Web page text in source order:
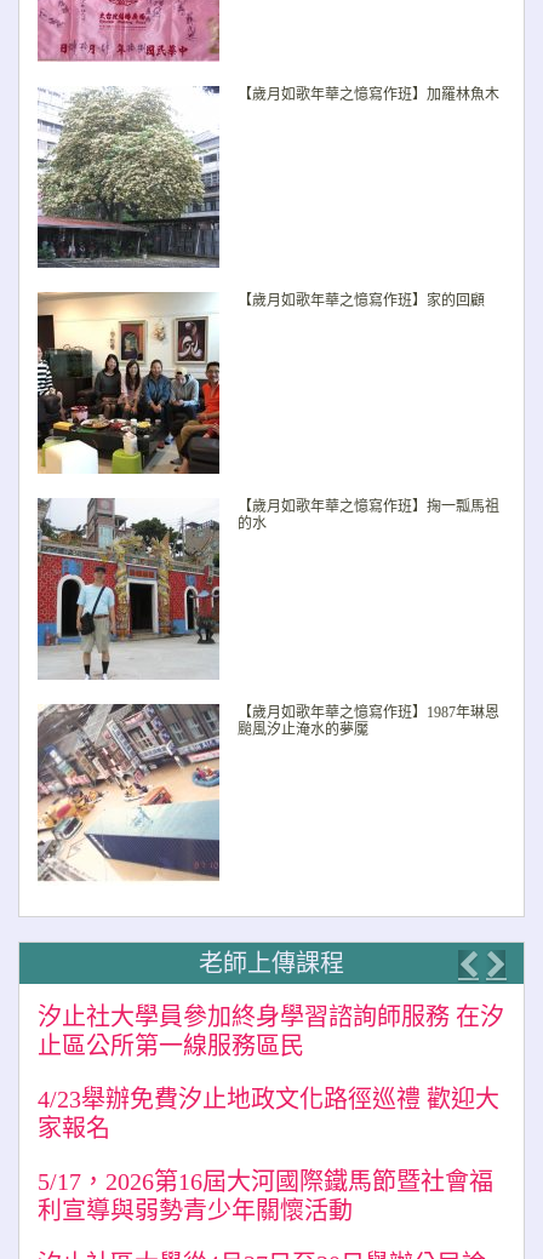
【歲月如歌年華之憶寫作班】加羅林魚木
【歲月如歌年華之憶寫作班】家的回顧
【歲月如歌年華之憶寫作班】掬一瓢馬祖
的水
【歲月如歌年華之憶寫作班】1987年琳恩
颱風汐止淹水的夢魘
老師上傳課程
汐止社大學員參加終身學習諮詢師服務 在汐
止區公所第一線服務區民
4/23舉辦免費汐止地政文化路徑巡禮 歡迎大
家報名
5/17，2026第16屆大河國際鐵馬節暨社會福
利宣導與弱勢青少年關懷活動